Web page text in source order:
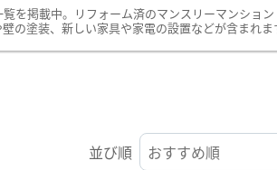
を掲載中。リフォーム済のマンスリーマンショ
塗装、新しい家具や家電の設置などが含まれま
並び順